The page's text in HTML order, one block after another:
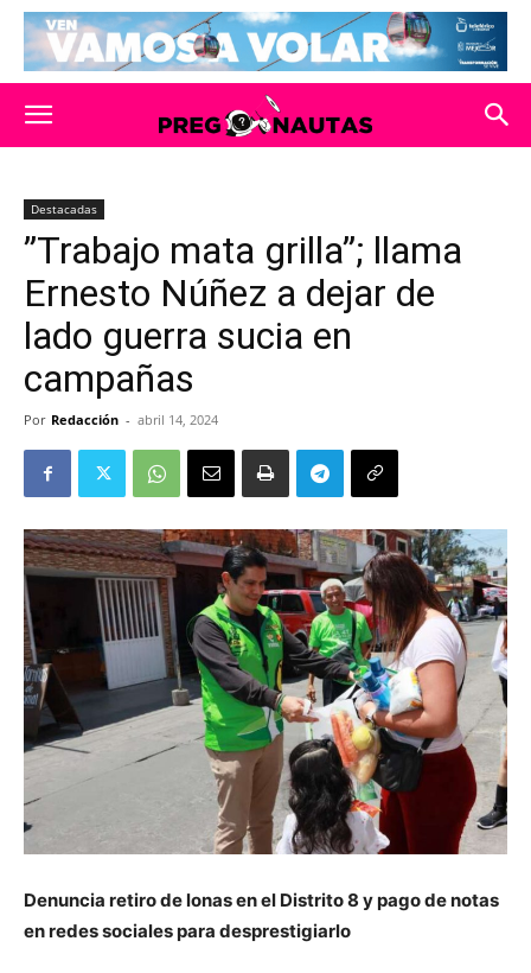
Destacadas
”Trabajo mata grilla”; llama
Ernesto Núñez a dejar de
lado guerra sucia en
campañas
Por Redacción - abril 14, 2024
Denuncia retiro de lonas en el Distrito 8 y pago de notas
en redes sociales para desprestigiarlo